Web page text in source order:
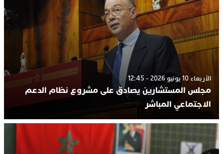
الأربعاء 10 يونيو 2026 - 12:45
مجلس المستشارين يصادق على مشروع نظام الدعم
الاجتماعي المباشر